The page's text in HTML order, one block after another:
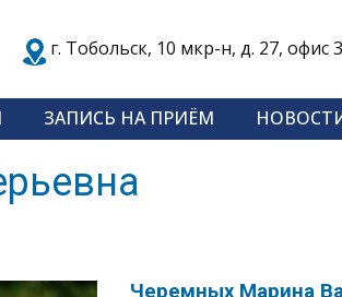
​г. Тобольск, 10 мкр-н, д. 27, офис 3
ЗАПИСЬ НА ПРИЁМ
Черемных Марина